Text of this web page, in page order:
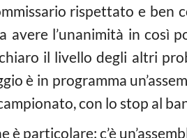
rispettato e ben
avere l’unanimità in così
il livello degli altri
è in programma
con lo stop al
è particolare: c’è